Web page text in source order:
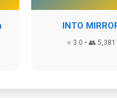
INTO
⭐ 3.0 • 👥 5,381